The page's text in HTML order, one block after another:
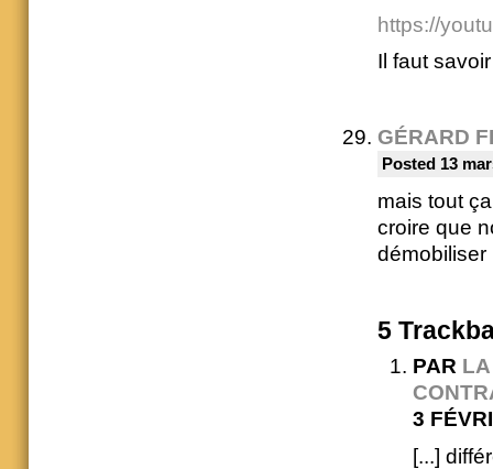
https://
Il faut
GÉRARD
Posted 13
mais tout
croire que
démobiliser
5
PAR
3
[...]